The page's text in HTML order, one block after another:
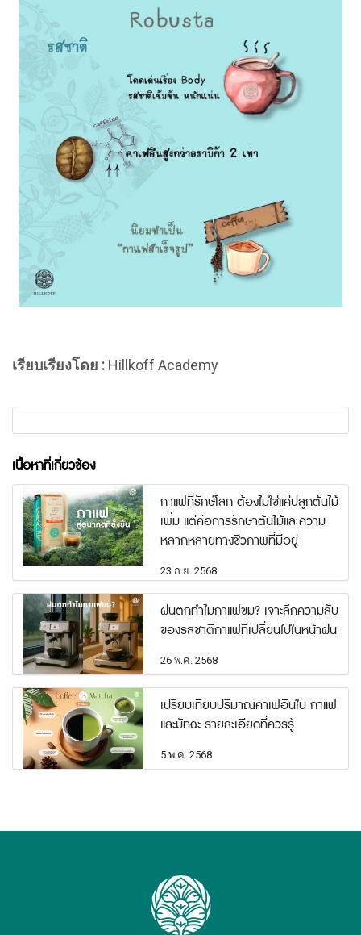
เรียบเรียงโดย : Hillkoff Academy
เนื้อหาที่เกี่ยวข้อง
กาแฟที่รักษ์โลก ต้องไม่ใช่แค่ปลูกต้นไม้
เพิ่ม แต่คือการรักษาต้นไม้และความ
หลากหลายทางชีวภาพที่มีอยู่
23 ก.ย. 2568
ฝนตกทำไมกาแฟขม? เจาะลึกความลับ
ของรสชาติกาแฟที่เปลี่ยนไปในหน้าฝน
26 พ.ค. 2568
เปรียบเทียบปริมาณคาเฟอีนใน กาแฟ
และมัทฉะ รายละเอียดที่ควรรู้
5 พ.ค. 2568